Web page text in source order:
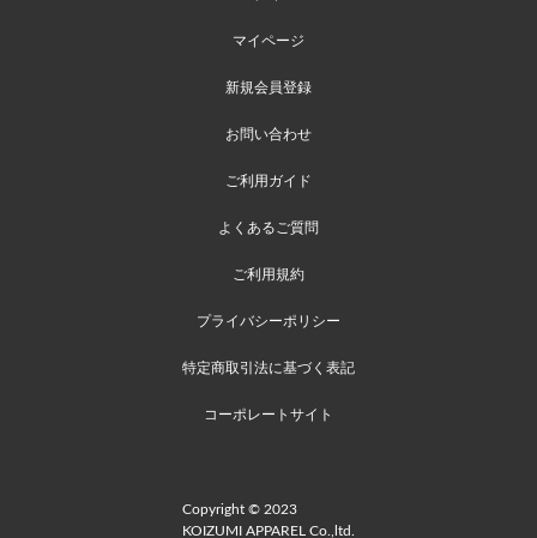
マイページ
新規会員登録
お問い合わせ
ご利用ガイド
よくあるご質問
ご利用規約
プライバシーポリシー
特定商取引法に基づく表記
コーポレートサイト
Copyright © 2023
KOIZUMI APPAREL Co.,ltd.